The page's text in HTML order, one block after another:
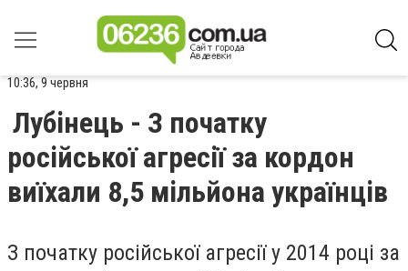
10:36, 9 червня
Лубінець - З початку
російської агресії за кордон
виїхали 8,5 мільйона українців
З початку російської агресії у 2014 році за